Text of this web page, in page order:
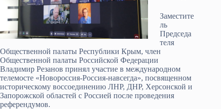
Заместите
ль
Председа
теля
Общественной палаты Республики Крым, член
Общественной палаты Российской Федерации
Владимир Резанов принял участие в международном
телемосте «Новороссия-Россия-навсегда», посвященном
историческому воссоединению ЛНР, ДНР, Херсонской и
Запорожской областей с Россией после проведения
референдумов.